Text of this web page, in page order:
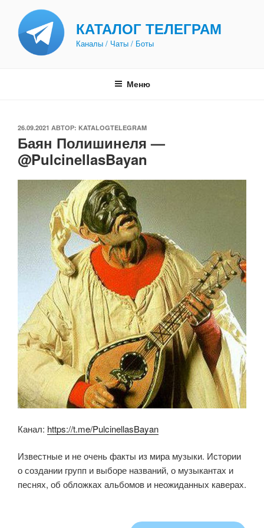
содержимому
КАТАЛОГ ТЕЛЕГРАМ
Каналы / Чаты / Боты
Меню
ОПУБЛИКОВАНО
26.09.2021 АВТОР: KATALOGTELEGRAM
Баян Полишинеля —
@PulcinellasBayan
Канал: https://t.me/PulcinellasBayan
Известные и не очень факты из мира музыки. Истории
о создании групп и выборе названий, о музыкантах и
песнях, об обложках альбомов и неожиданных каверах.